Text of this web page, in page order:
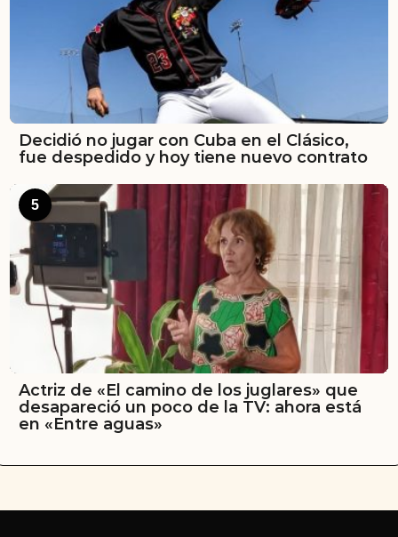
Decidió no jugar con Cuba en el Clásico,
fue despedido y hoy tiene nuevo contrato
5
Actriz de «El camino de los juglares» que
desapareció un poco de la TV: ahora está
en «Entre aguas»